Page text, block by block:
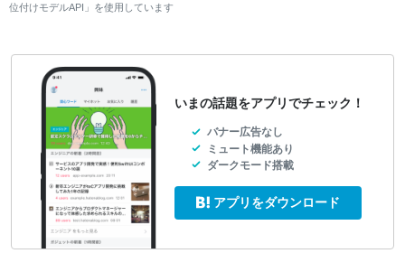
位付けモデルAPI」を使用しています
いまの話題をアプリでチェック！
バナー広告なし
ミュート機能あり
ダークモード搭載
アプリをダウンロード